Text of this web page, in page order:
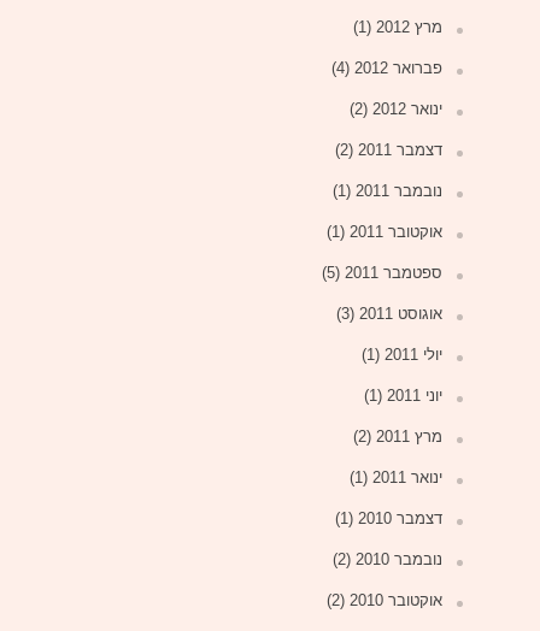
מרץ 2012 (1)
פברואר 2012 (4)
ינואר 2012 (2)
דצמבר 2011 (2)
נובמבר 2011 (1)
אוקטובר 2011 (1)
ספטמבר 2011 (5)
אוגוסט 2011 (3)
יולי 2011 (1)
יוני 2011 (1)
מרץ 2011 (2)
ינואר 2011 (1)
דצמבר 2010 (1)
נובמבר 2010 (2)
אוקטובר 2010 (2)